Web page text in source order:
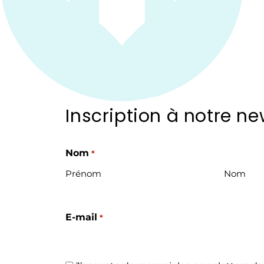
Inscription à notre
Nom *
Prénom Nom
E-mail *